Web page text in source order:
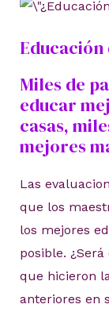
Educación
Miles de
educar
casas,
mejores
Las
que los
los mejores
posible.
que hicieron
anteriores en